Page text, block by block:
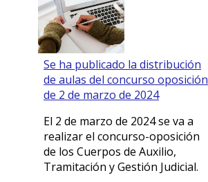
Se ha publicado la distribución
de aulas del concurso oposición
de 2 de marzo de 2024
El 2 de marzo de 2024 se va a
realizar el concurso-oposición
de los Cuerpos de Auxilio,
Tramitación y Gestión Judicial.